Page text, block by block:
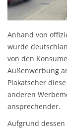
Anhand von
wurde
von den
Außenwerbung
Plakatseher
anderen
ansprechender.
Aufgrund